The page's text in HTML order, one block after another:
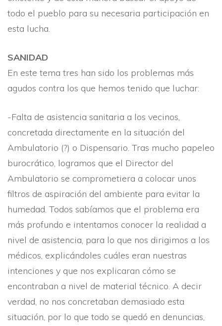
todo el pueblo para su necesaria participación en
esta lucha.
SANIDAD
En este tema tres han sido los problemas más
agudos contra los que hemos tenido que luchar:
-Falta de asistencia sanitaria a los vecinos,
concretada directamente en la situación del
Ambulatorio (?) o Dispensario. Tras mucho papeleo
burocrático, logramos que el Director del
Ambulatorio se comprometiera a colocar unos
filtros de aspiración del ambiente para evitar la
humedad. Todos sabí­amos que el problema era
más profundo e intentamos conocer la realidad a
nivel de asistencia, para lo que nos dirigimos a los
médicos, explicándoles cuáles eran nuestras
intenciones y que nos explicaran cómo se
encontraban a nivel de material técnico. A decir
verdad, no nos concretaban demasiado esta
situación, por lo que todo se quedó en denuncias,